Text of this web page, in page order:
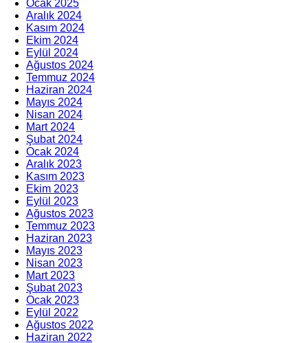
Ocak 2025
Aralık 2024
Kasım 2024
Ekim 2024
Eylül 2024
Ağustos 2024
Temmuz 2024
Haziran 2024
Mayıs 2024
Nisan 2024
Mart 2024
Şubat 2024
Ocak 2024
Aralık 2023
Kasım 2023
Ekim 2023
Eylül 2023
Ağustos 2023
Temmuz 2023
Haziran 2023
Mayıs 2023
Nisan 2023
Mart 2023
Şubat 2023
Ocak 2023
Eylül 2022
Ağustos 2022
Haziran 2022